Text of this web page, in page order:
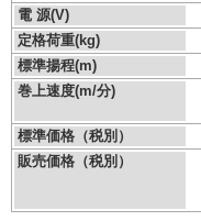
電 源(V)
定格荷重(kg)
標準揚程(m)
巻上速度(m/分)
標準価格（税別）
販売価格（税別）